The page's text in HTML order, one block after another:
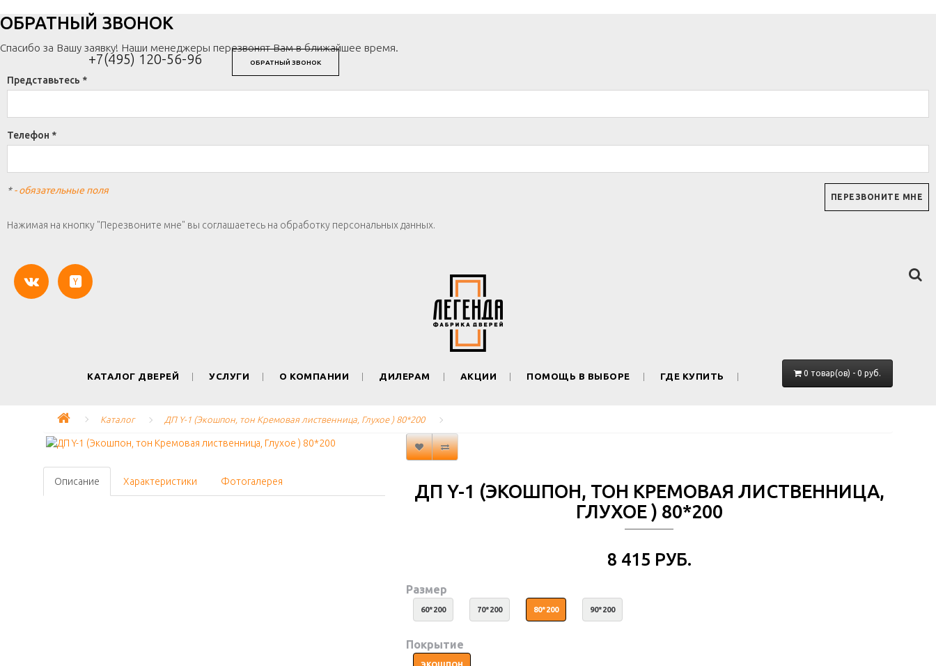
+7(495) 120-56-96 ОБРАТНЫЙ ЗВОНОК
ОБРАТНЫЙ ЗВОНОК
Спасибо за Вашу заявку! Наши менеджеры перезвонят Вам в ближайшее время.
Представьтесь *
Телефон *
*- обязательные поля
Нажимая на кнопку "Перезвоните мне" вы соглашаетесь на обработку персональных данных.
КАТАЛОГ ДВЕРЕЙ УСЛУГИ О КОМПАНИИ ДИЛЕРАМ АКЦИИ ПОМОЩЬ В ВЫБОРЕ ГДЕ КУПИТЬ 0 товар(ов) - 0 руб.
Каталог ДП Y-1 (Экошпон, тон Кремовая лиственница, Глухое ) 80*200
Описание Характеристики Фотогалерея
ДП Y-1 (ЭКОШПОН, ТОН КРЕМОВАЯ ЛИСТВЕННИЦА,
ГЛУХОЕ ) 80*200
8 415 РУБ.
Размер
60*200 70*200 80*200 90*200
Покрытие